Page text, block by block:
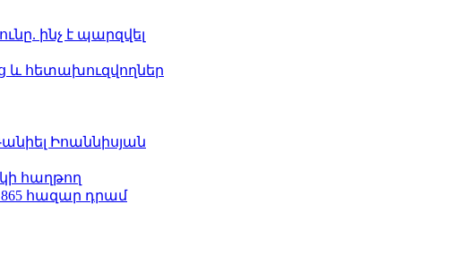
ինչ է պարզվել
և հետախուզվողներ
Իոաննիսյան
հաղթող
865 հազար դրամ